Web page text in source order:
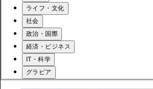
ライフ・文化
社会
政治・国際
経済・ビジネス
IT・科学
グラビア